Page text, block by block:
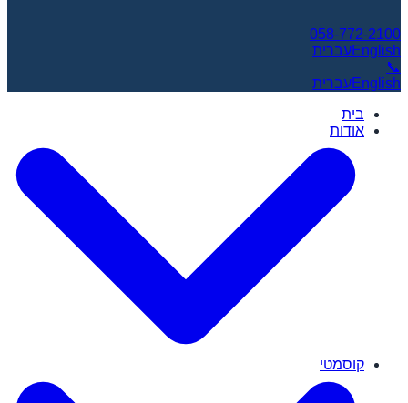
058-772-2100
Englishעברית
📞
Englishעברית
בית
אודות
קוסמטי